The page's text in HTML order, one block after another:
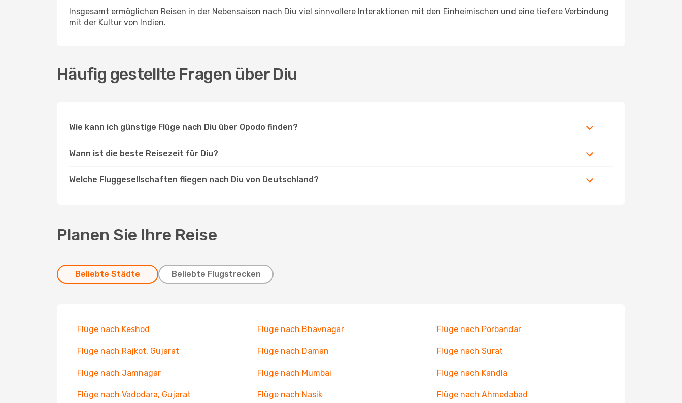
Insgesamt ermöglichen Reisen in der Nebensaison nach Diu viel sinnvollere Interaktionen mit den Einheimischen und eine tiefere Verbindung
mit der Kultur von Indien.
Häufig gestellte Fragen über Diu
Wie kann ich günstige Flüge nach Diu über Opodo finden?
Wann ist die beste Reisezeit für Diu?
Welche Fluggesellschaften fliegen nach Diu von Deutschland?
Planen Sie Ihre Reise
Beliebte Städte Beliebte Flugstrecken
Flüge nach Keshod Flüge nach Bhavnagar Flüge nach Porbandar
Flüge nach Rajkot, Gujarat Flüge nach Daman Flüge nach Surat
Flüge nach Jamnagar Flüge nach Mumbai Flüge nach Kandla
Flüge nach Vadodara, Gujarat Flüge nach Nasik Flüge nach Ahmedabad